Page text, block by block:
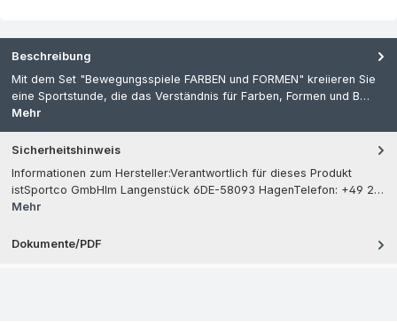
Beschreibung
Mit dem Set "Bewegungsspiele FARBEN und FORMEN" kreiieren Sie
eine Sportstunde, die das Verständnis für Farben, Formen und B…
Mehr
Sicherheitshinweis
Informationen zum Hersteller:Verantwortlich für dieses Produkt
istSportco GmbHIm Langenstück 6DE-58093 HagenTelefon: +49 2…
Mehr
Dokumente/PDF